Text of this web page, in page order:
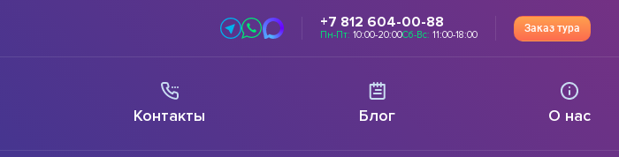
+7 812 604-00-88
Пн-Пт: 10:00-20:00Сб-Вс: 11:00-18:00
Заказ тура
Контакты Блог О нас